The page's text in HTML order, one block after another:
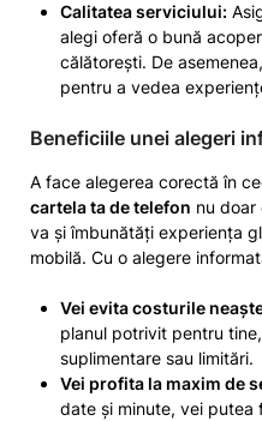
Calitatea serviciului:
alegi oferă o bună
călătorești. De
pentru a vedea
Beneficiile unei alegeri
A face alegerea corectă în
cartela ta de telefon nu doar
va și îmbunătăți experiența
mobilă. Cu o alegere
Vei evita costurile
planul potrivit pentru
suplimentare sau limitări.
Vei profita la maxim de
date și minute, vei putea